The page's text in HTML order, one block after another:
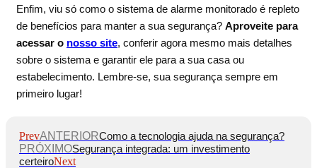
Enfim, viu só como o sistema de alarme monitorado é repleto
de benefícios para manter a sua segurança? Aproveite para
acessar o nosso site, conferir agora mesmo mais detalhes
sobre o sistema e garantir ele para a sua casa ou
estabelecimento. Lembre-se, sua segurança sempre em
primeiro lugar!
PrevANTERIORComo a tecnologia ajuda na segurança?
PRÓXIMOSegurança integrada: um investimento
certeiroNext